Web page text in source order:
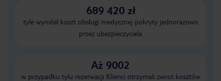
689 420 zł
tyle wyniósł koszt obsługi medycznej pokryty jednorazowo
przez ubezpieczyciela
Aż 9002
w przypadku tylu rezerwacji Klienci otrzymali zwrot kosztów